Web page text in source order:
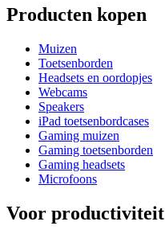
Producten kopen
Muizen
Toetsenborden
Headsets en oordopjes
Webcams
Speakers
iPad toetsenbordcases
Gaming muizen
Gaming toetsenborden
Gaming headsets
Microfoons
Voor productiviteit